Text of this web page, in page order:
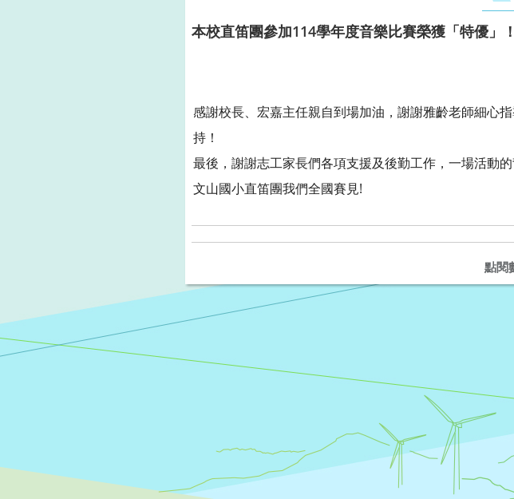
本校直笛團參加114學年度音樂比賽榮獲「特優」
感謝校長、宏嘉主任親自到場加油，謝謝雅齡老師細心
持！
最後，謝謝志工家長們各項支援及後勤工作，一場活動
文山國小直笛團我們全國賽見!
點閱